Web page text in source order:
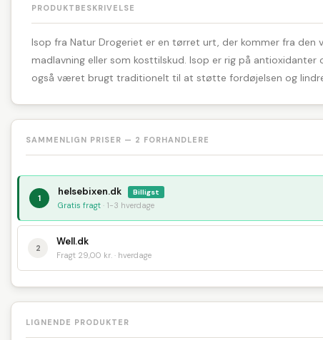
PRODUKTBESKRIVELSE
Isop fra Natur Drogeriet er en tørret urt, der kommer fra den
madlavning eller som kosttilskud. Isop er rig på
også været brugt traditionelt til at støtte fordøjelsen og
SAMMENLIGN PRISER — 2 FORHANDLERE
1
helsebixen.dk Billigst
Gratis fragt · 1-3 hverdage
2
Well.dk
Fragt 29,00 kr. · hverdage
LIGNENDE PRODUKTER